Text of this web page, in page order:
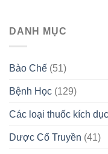
DANH MỤC
Bào Chế (51)
Bệnh Học (129)
Các loại thuốc kích dục
Dược Cổ Truyền (41)